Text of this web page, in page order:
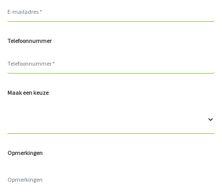
Telefoonnummer
Maak een keuze
Opmerkingen